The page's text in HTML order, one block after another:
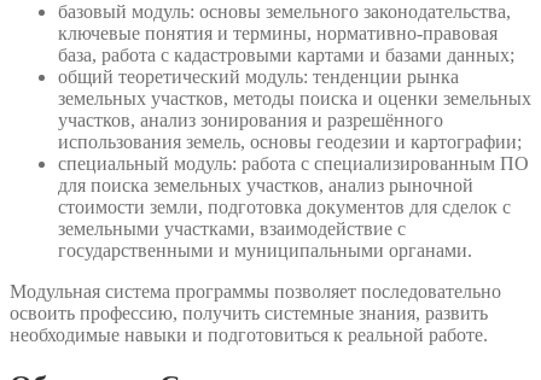
базовый модуль: основы земельного законодательства,
ключевые понятия и термины, нормативно-правовая
база, работа с кадастровыми картами и базами данных;
общий теоретический модуль: тенденции рынка
земельных участков, методы поиска и оценки земельных
участков, анализ зонирования и разрешённого
использования земель, основы геодезии и картографии;
специальный модуль: работа с специализированным ПО
для поиска земельных участков, анализ рыночной
стоимости земли, подготовка документов для сделок с
земельными участками, взаимодействие с
государственными и муниципальными органами.
Модульная система программы позволяет последовательно
освоить профессию, получить системные знания, развить
необходимые навыки и подготовиться к реальной работе.